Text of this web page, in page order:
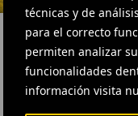
técnicas y de
para el correcto
permiten analizar
funcionalidades
información visita
RELACIONADOS